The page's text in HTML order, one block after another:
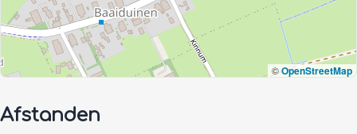
©OpenStreetMap
Afstanden